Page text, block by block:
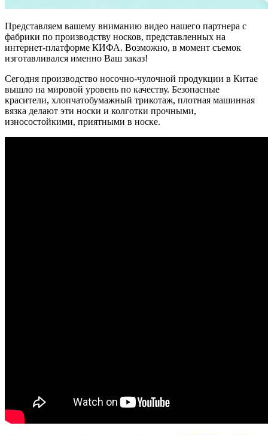
Представляем вашему вниманию видео нашего партнера с
фабрики по производству носков, представленных на
интернет-платформе КИФА. Возможно, в момент съемок
изготавливался именно Ваш заказ!
Сегодня производство носочно-чулочной продукции в Китае
вышло на мировой уровень по качеству. Безопасные
красители, хлопчатобумажный трикотаж, плотная машинная
вязка делают эти носки и колготки прочными,
износостойкими, приятными в носке.